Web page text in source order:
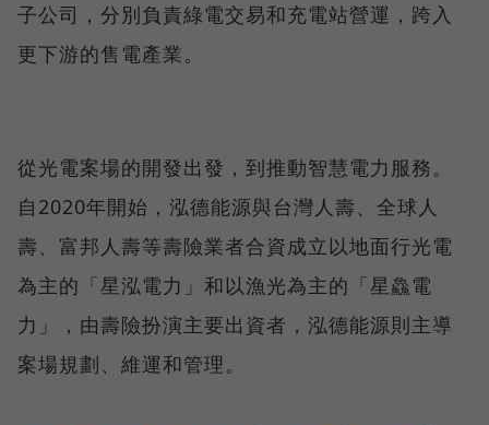
子公司，分別負責綠電交易和充電站營運，跨入
更下游的售電產業。
從光電案場的開發出發，到推動智慧電力服務。
自2020年開始，泓德能源與台灣人壽、全球人
壽、富邦人壽等壽險業者合資成立以地面行光電
為主的「星泓電力」和以漁光為主的「星鱻電
力」，由壽險扮演主要出資者，泓德能源則主導
案場規劃、維運和管理。